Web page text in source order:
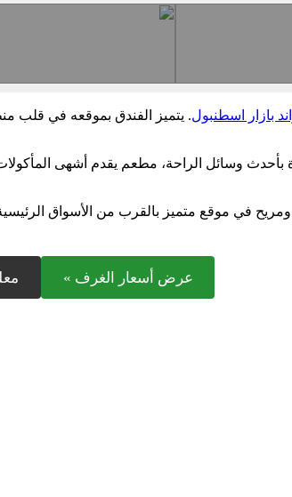
بازار اسطنبول. يتميز الفندق بموقعه في قلب
وسائل الراحة، مطعم يقدم أشهى المأكولات
ومريح في موقع متميز بالقرب من الأسواق
عرض أسعار الغرف »